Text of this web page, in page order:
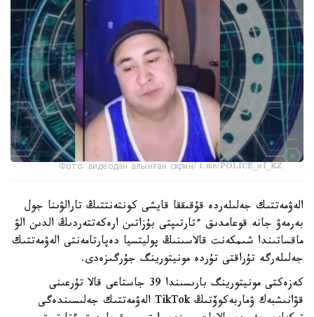
Фото: видеодан алынған скрин/ t.me/POLICE_of_KZ
الەۋمەتتىك جەلىلەردە قۇقىققا قايشى كونتەنتتىڭ تارالۋىنا جول
بەرمەۋ جانە قوعامدىق ءتارتىپتى بۇزاتىن ارەكەتتەردىڭ الدىن الۋ
ماقساتىندا شىمكەنت قالاسىنىڭ پوليتسيا دەپارتامەنتى الەۋمەتتىك
جەلىلەرگە تۇراقتى تۇردە مونيتورينگ جۇرگىزەدى.
كەزەكتى مونيتورينگ بارىسىندا 39 جاستاعى قالا تۇرعىنى
قۋانىشبەك ۋماربەكوۆتىڭ TikTok الەۋمەتتىك جەلىسىندەگى